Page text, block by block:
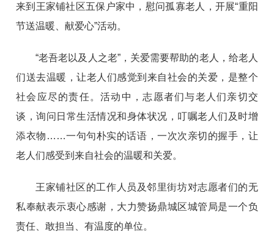
来到王家铺社区五保户家中，慰问孤寡老人，开展“重阳
节送温暖、献爱心”活动。
“老吾老以及人之老”，关爱需要帮助的老人，给老人
们送去温暖，让老人们感觉到来自社会的关爱，是整个
社会应尽的责任。活动中，志愿者们与老人们亲切交
谈，询问日常生活情况和身体状况，叮嘱老人们及时增
添衣物……一句句朴实的话语，一次次亲切的握手，让
老人们感受到来自社会的温暖和关爱。
王家铺社区的工作人员及邻里街坊对志愿者们的无
私奉献表示衷心感谢，大力赞扬鼎城区城管局是一个负
责任、敢担当、有温度的单位。